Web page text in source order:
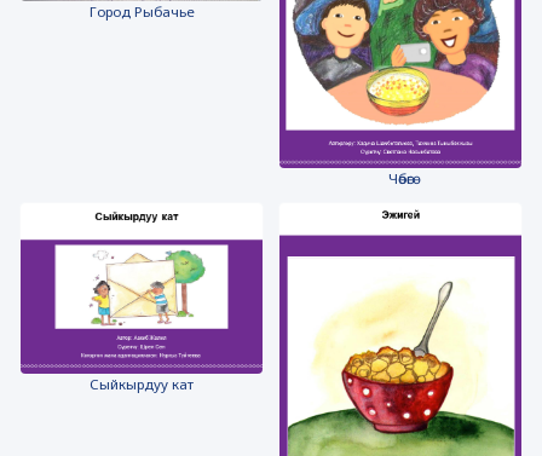
Город Рыбачье
Чөбөгө
Сыйкырдуу кат